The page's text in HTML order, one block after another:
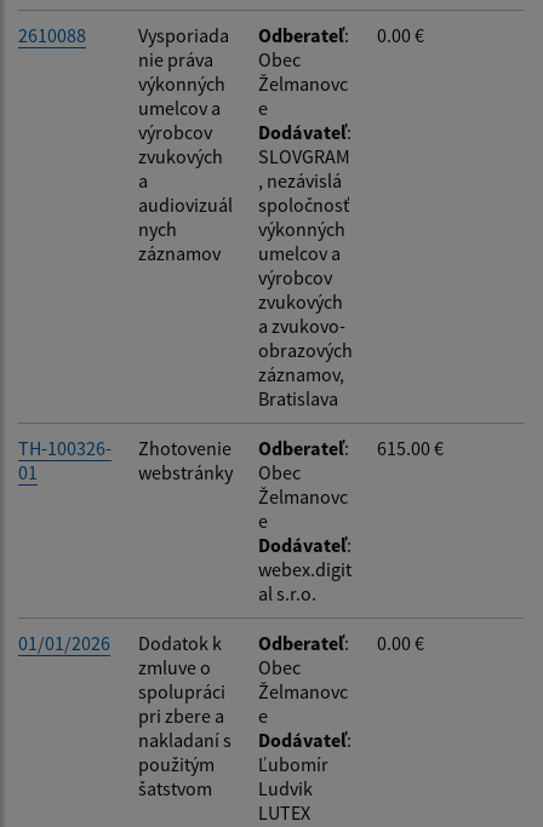
2610088
Vysporiada
nie práva
výkonných
umelcov a
výrobcov
zvukových
a
audiovizuál
nych
záznamov
Odberateľ:
Obec
Želmanovc
e
Dodávateľ:
SLOVGRAM
, nezávislá
spoločnosť
výkonných
umelcov a
výrobcov
zvukových
a zvukovo-
obrazových
záznamov,
Bratislava
0.00 €
TH-100326-
01
Zhotovenie
webstránky
Odberateľ:
Obec
Želmanovc
e
Dodávateľ:
webex.digit
al s.r.o.
615.00 €
01/01/2026
Dodatok k
zmluve o
spolupráci
pri zbere a
nakladaní s
použitým
šatstvom
Odberateľ:
Obec
Želmanovc
e
Dodávateľ:
Ľubomír
Ludvik
LUTEX
0.00 €